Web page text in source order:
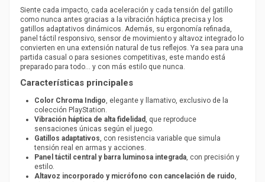
Siente cada impacto, cada aceleración y cada tensión del gatillo
como nunca antes gracias a la vibración háptica precisa y los
gatillos adaptativos dinámicos. Además, su ergonomía refinada,
panel táctil responsivo, sensor de movimiento y altavoz integrado lo
convierten en una extensión natural de tus reflejos. Ya sea para una
partida casual o para sesiones competitivas, este mando está
preparado para todo… y con más estilo que nunca.
Características principales
Color Chroma Indigo, elegante y llamativo, exclusivo de la
colección PlayStation.
Vibración háptica de alta fidelidad , que reproduce
sensaciones únicas según el juego.
Gatillos adaptativos, con resistencia variable que simula
tensión real en armas y acciones.
Panel táctil central y barra luminosa integrada, con precisión y
estilo.
Altavoz incorporado y micrófono con cancelación de ruido,